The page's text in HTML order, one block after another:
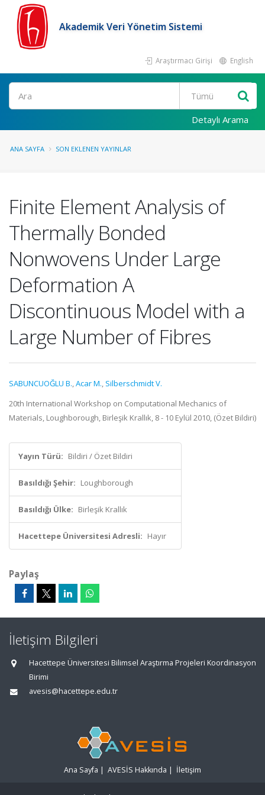
Akademik Veri Yönetim Sistemi
Araştırmacı Girişi English
Ara
Detaylı Arama
ANA SAYFA SON EKLENEN YAYINLAR
Finite Element Analysis of
Thermally Bonded
Nonwovens Under Large
Deformation A
Discontinuous Model with a
Large Number of Fibres
SABUNCUOĞLU B.,Acar M., Silberschmidt V.
20th International Workshop on Computational Mechanics of
Materials, Loughborough, Birleşik Krallık, 8 - 10 Eylül 2010, (Özet Bildiri)
Yayın Türü: Bildiri / Özet Bildiri
Basıldığı Şehir: Loughborough
Basıldığı Ülke: Birleşik Krallık
Hacettepe Üniversitesi Adresli: Hayır
Paylaş
İletişim Bilgileri
Hacettepe Üniversitesi Bilimsel Araştırma Projeleri Koordinasyon
Birimi
avesis@hacettepe.edu.tr
Ana Sayfa | AVESİS Hakkında | İletişim